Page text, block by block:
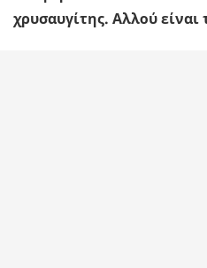
χρυσαυγίτης. Αλλού είναι